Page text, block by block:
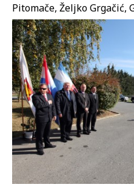
Pitomače, Željko Grgačić,